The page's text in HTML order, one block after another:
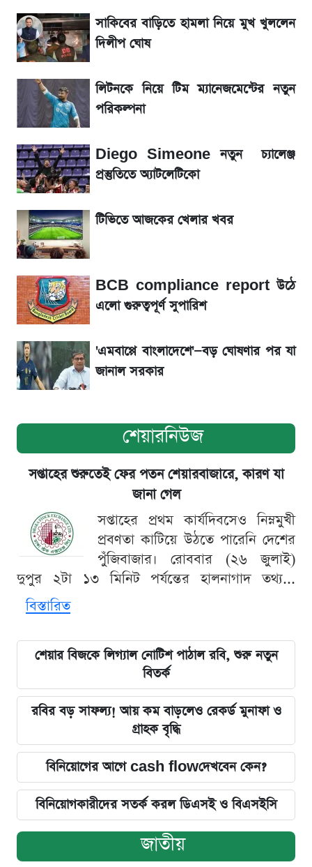
আগামীকালই স্পষ্ট হবে এসএসসি ফল প্রকাশের
তারিখ
তাপমাত্রা নিয়ে নতুন পূর্বাভাস দিল আবহাওয়া অফিস
৬ আগস্ট দেশের বাজারে স্বর্ণের দাম
রবির বড় সাফল্য! আয় কম বাড়লেও রেকর্ড মুনাফা ও
গ্রাহক বৃদ্ধি
শেয়ার বিজকে লিগ্যাল নোটিশ পাঠাল রবি, শুরু নতুন
বিতর্ক
সৌদিতে বাংলাদেশিদের আকামা নবায়নে বদলে গেল
নিয়ম
সাকিবের বাড়িতে হামলা নিয়ে মুখ খুললেন
দিলীপ ঘোষ
লিটনকে নিয়ে টিম ম্যানেজমেন্টের নতুন
পরিকল্পনা
Diego Simeone নতুন চ্যালেঞ্জ
প্রস্তুতিতে অ্যাটলেটিকো
টিভিতে আজকের খেলার খবর
BCB compliance report উঠে
এলো গুরুত্বপূর্ণ সুপারিশ
'এমবাপ্পে বাংলাদেশে'—বড় ঘোষণার পর যা
জানাল সরকার
শেয়ারনিউজ
সপ্তাহের শুরুতেই ফের পতন শেয়ারবাজারে, কারণ যা
জানা গেল
সপ্তাহের প্রথম কার্যদিবসেও নিম্নমুখী
প্রবণতা কাটিয়ে উঠতে পারেনি দেশের
পুঁজিবাজার। রোববার (২৬ জুলাই)
দুপুর ২টা ১৩ মিনিট পর্যন্তের হালনাগাদ তথ্য...
বিস্তারিত
শেয়ার বিজকে লিগ্যাল নোটিশ পাঠাল রবি, শুরু নতুন
বিতর্ক
রবির বড় সাফল্য! আয় কম বাড়লেও রেকর্ড মুনাফা ও
গ্রাহক বৃদ্ধি
বিনিয়োগের আগে cash flowদেখবেন কেন?
বিনিয়োগকারীদের সতর্ক করল ডিএসই ও বিএসইসি
জাতীয়